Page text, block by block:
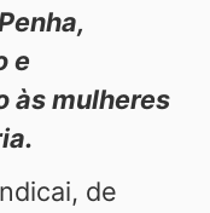
e
às mulheres
de